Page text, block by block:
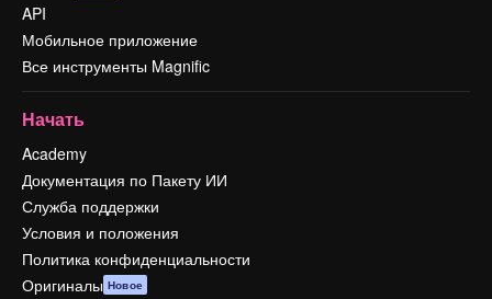
API
Мобильное приложение
Все инструменты Magnific
Начать
Academy
Документация по Пакету ИИ
Служба поддержки
Условия и положения
Политика конфиденциальности
Оригиналы Новое